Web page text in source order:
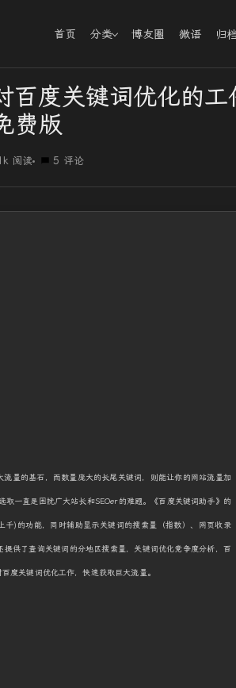
首页 分类 博友圈 微语 归档
度关键词优化的工
费版
阅读 5 评论
量的基石，而数量庞大的长尾关键词，则能让你的网站流量加
一直是困扰广大站长和SEOer的难题。《百度关键词助手》的
)的功能，同时辅助显示关键词的搜索量（指数）、网页收录
供了查询关键词的分地区搜索量，关键词优化竞争度分析，百
度关键词优化工作，快速获取巨大流量。